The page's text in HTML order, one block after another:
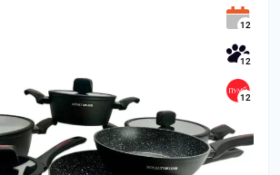
12
12
12